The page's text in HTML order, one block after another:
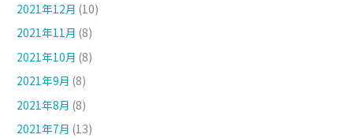
2021年12月 (10)
2021年11月 (8)
2021年10月 (8)
2021年9月 (8)
2021年8月 (8)
2021年7月 (13)